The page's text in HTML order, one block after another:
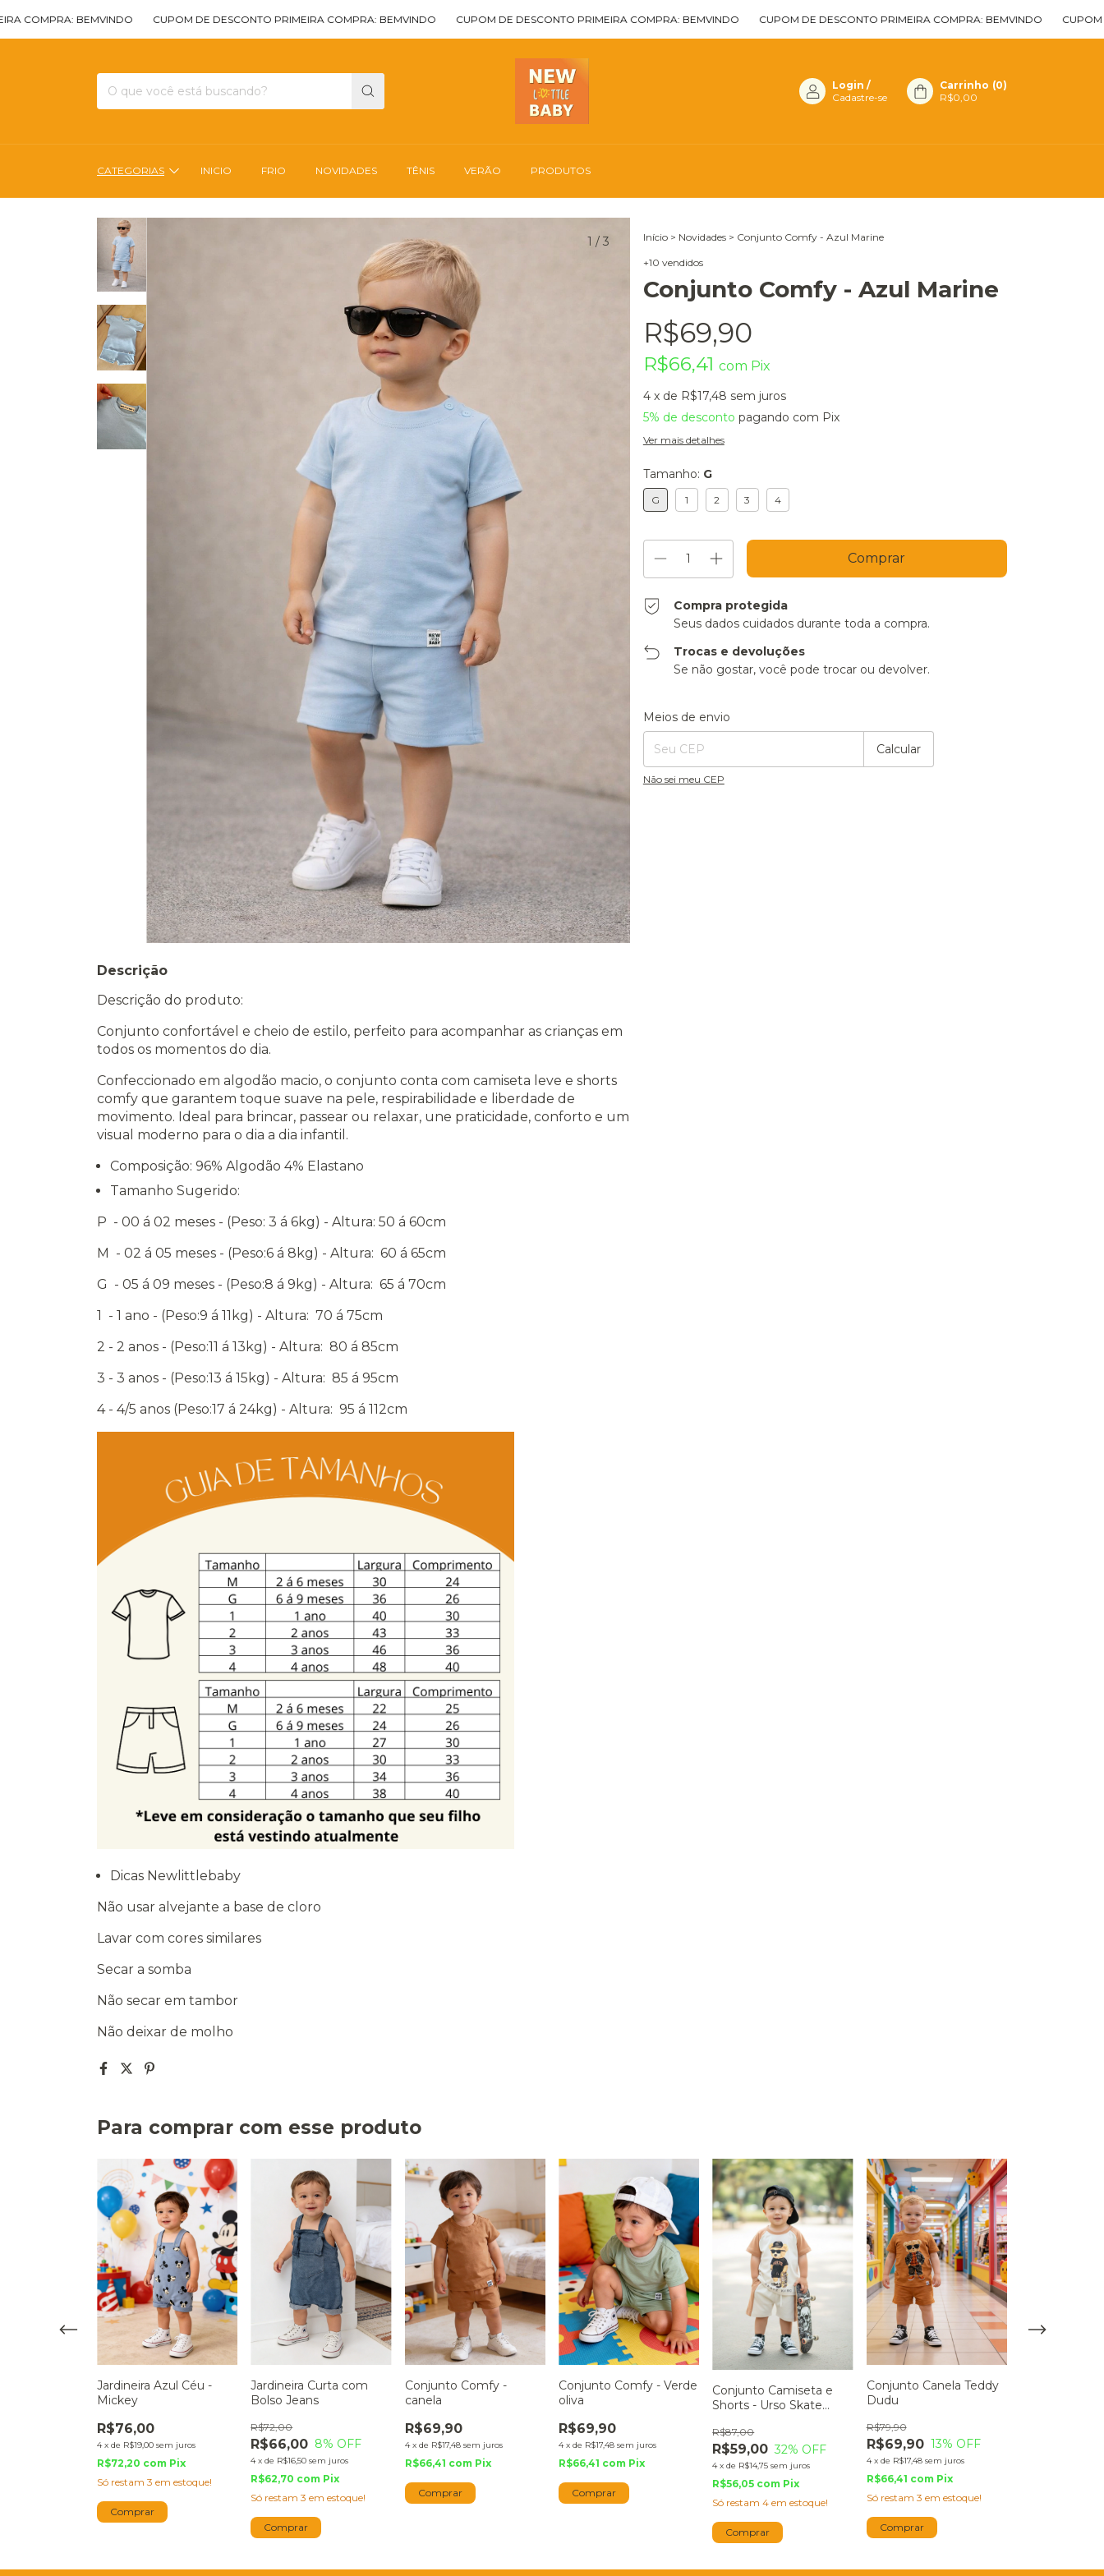
BEMVINDO CUPOM DE DESCONTO PRIMEIRA COMPRA: BEMVINDO CUPOM DE DESCONTO PRIMEIRA COMPRA: BEMVINDO CUPOM DE DESCONTO PRIMEIRA COMPRA: BEMVINDO CUPOM DE
Login /
Cadastre-se
Carrinho (0)
R$0,00
CATEGORIAS INICIO FRIO NOVIDADES TÊNIS VERÃO PRODUTOS
1 / 3 Início > Novidades > Conjunto Comfy - Azul Marine
+10 vendidos
Conjunto Comfy - Azul Marine
R$69,90
R$66,41 com Pix
4 x de R$17,48 sem juros
5% de desconto pagando com Pix
Ver mais detalhes
Tamanho: G
G 1 2 3 4
Compra protegida
Seus dados cuidados durante toda a compra.
Trocas e devoluções
Se não gostar, você pode trocar ou devolver.
Entregas para o CEP:
Meios de envio
Calcular
Não sei meu CEP
Descrição
Descrição do produto:
Conjunto confortável e cheio de estilo, perfeito para acompanhar as crianças em
todos os momentos do dia.
Confeccionado em algodão macio, o conjunto conta com camiseta leve e shorts
comfy que garantem toque suave na pele, respirabilidade e liberdade de
movimento. Ideal para brincar, passear ou relaxar, une praticidade, conforto e um
visual moderno para o dia a dia infantil.
Composição: 96% Algodão 4% Elastano
Tamanho Sugerido:
P - 00 á 02 meses - (Peso: 3 á 6kg) - Altura: 50 á 60cm
M - 02 á 05 meses - (Peso:6 á 8kg) - Altura: 60 á 65cm
G - 05 á 09 meses - (Peso:8 á 9kg) - Altura: 65 á 70cm
1 - 1 ano - (Peso:9 á 11kg) - Altura: 70 á 75cm
2 - 2 anos - (Peso:11 á 13kg) - Altura: 80 á 85cm
3 - 3 anos - (Peso:13 á 15kg) - Altura: 85 á 95cm
4 - 4/5 anos (Peso:17 á 24kg) - Altura: 95 á 112cm
Dicas Newlittlebaby
Não usar alvejante a base de cloro
Lavar com cores similares
Secar a somba
Não secar em tambor
Não deixar de molho
Para comprar com esse produto
Jardineira Azul Céu -
Mickey
R$76,00
4 x de R$19,00 sem juros
R$72,20 com Pix
Só restam 3 em estoque!
Comprar
Jardineira Curta com
Bolso Jeans
R$66,00
R$72,00
8% OFF
4 xde R$16,50 sem juros
R$62,70 com Pix
Só restam3 em estoque!
Comprar
Conjunto Comfy -
canela
R$69,90
4 x de R$17,48 sem juros
R$66,41 com Pix
Comprar
Conjunto Comfy - Verde
oliva
R$69,90
4 x de R$17,48 sem juros
R$66,41 com Pix
Comprar
Conjunto Camiseta e
Shorts - Urso Skate
R$59,00
R$87,00
32% OFF
4 xde R$14,75 sem juros
R$56,05 com Pix
Só restam4 em estoque!
Comprar
Conjunto Canela Teddy
Dudu
R$69,90
R$79,90
13% OFF
4 x de R$17,48 sem juros
R$66,41 com Pix
Só restam 3 em estoque!
Comprar
Chiquinho